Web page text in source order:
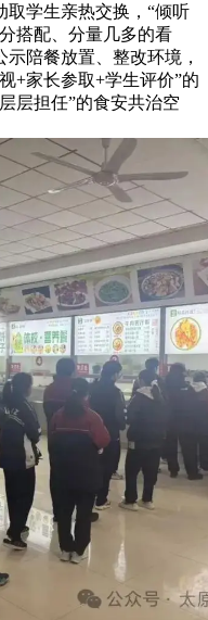
取学生亲热交换，“倾听
搭配、分量几多的看
陪餐放置、整改环境，
+家长参取+学生评价”的
层担任”的食安共治空